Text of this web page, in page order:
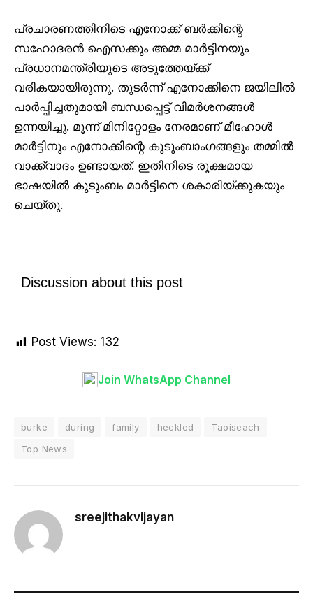
പ്രചാരണത്തിനിടെ എനോക്ക് ബർക്കിന്റെ
സഹോദരൻ ഐസക്കും അമ്മ മാർട്ടിനയും
പ്രധാനമന്ത്രിയുടെ അടുത്തേയ്ക്ക്
വരികയായിരുന്നു. തുടർന്ന് എനോക്കിനെ ജയിലിൽ
പാർപ്പിച്ചതുമായി ബന്ധപ്പെട്ട് വിമർശനങ്ങൾ
ഉന്നയിച്ചു. മൂന്ന് മിനിറ്റോളം നേരമാണ് മീഹോൾ
മാർട്ടിനും എനോക്കിന്റെ കുടുംബാംഗങ്ങളും തമ്മിൽ
വാക്ക്‌വാദം ഉണ്ടായത്. ഇതിനിടെ രൂക്ഷമായ
ഭാഷയിൽ കുടുംബം മാർട്ടിനെ ശകാരിയ്ക്കുകയും
ചെയ്തു.
Discussion about this post
Post Views: 132
Join WhatsApp Channel
burke during family heckled
Taoiseach
Top News
sreejithakvijayan